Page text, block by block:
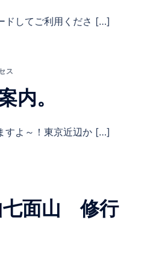
ドしてご利用くださ […]
ス
内。
すよ～！東京近辺か […]
七面山 修行